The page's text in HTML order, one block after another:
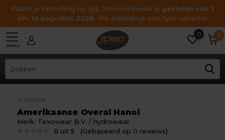
Plaats je bestelling op tijd. Joboworkwear is gesloten van 3
t/m 14 augustus 2026. We wensen je een fijne vakantie
MENU
0 0
Home
Amerikaanse Overal Hanoi
Merk: Texowear B.V. / hydrowear
0 uit5 (Gebaseerd op 0 reviews)